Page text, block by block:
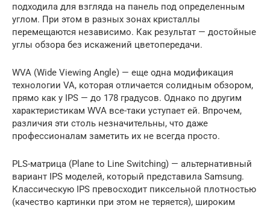
подходила для взгляда на панель под определенным
углом. При этом в разных зонах кристаллы
перемещаются независимо. Как результат — достойные
углы обзора без искажений цветопередачи.
WVA (Wide Viewing Angle) — еще одна модификация
технологии VA, которая отличается солидным обзором,
прямо как у IPS — до 178 градусов. Однако по другим
характеристикам WVA все-таки уступает ей. Впрочем,
различия эти столь незначительны, что даже
профессионалам заметить их не всегда просто.
PLS-матрица (Plane to Line Switching) — альтернативный
вариант IPS моделей, который представила Samsung.
Классическую IPS превосходит пиксельной плотностью
(качество картинки при этом не теряется), широким